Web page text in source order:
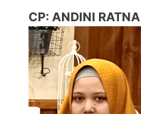
CP: ANDINI RATNA